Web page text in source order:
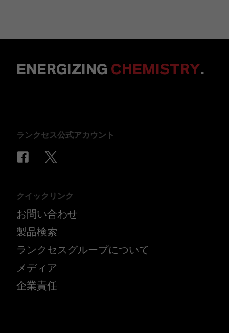
ENERGIZING CHEMISTRY.
ランクセス公式アカウント
クイックリンク
お問い合わせ
製品検索
ランクセスグループについて
メディア
企業責任